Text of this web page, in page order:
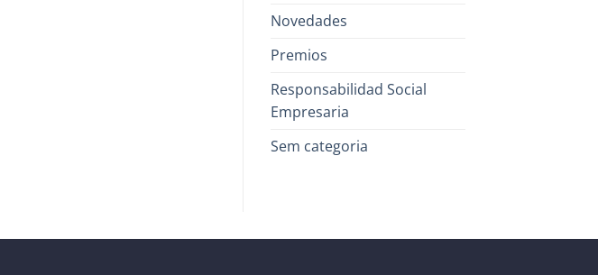
Novedades
Premios
Responsabilidad Social
Empresaria
Sem categoria